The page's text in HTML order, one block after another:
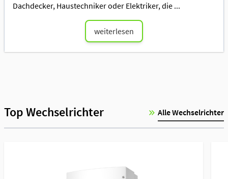
Dachdecker, Haustechniker oder Elektriker, die ...
weiterlesen
Top Wechselrichter Alle Wechselrichter